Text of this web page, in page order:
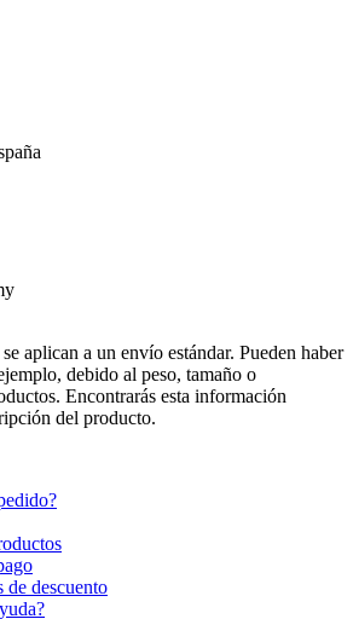
aplican a un envío estándar. Pueden haber
debido al peso, tamaño o
Encontrarás esta información
del producto.
de descuento